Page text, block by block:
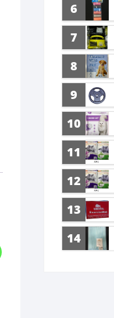
6
7
8
9
10
11
12
13
14